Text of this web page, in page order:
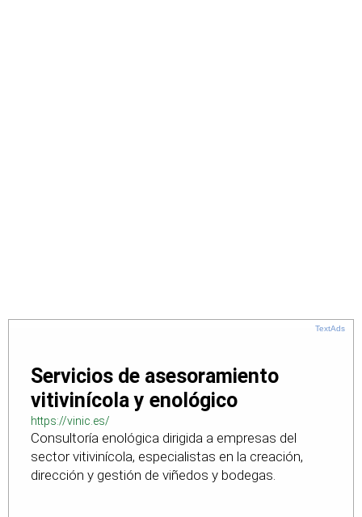
TextAds
Servicios de asesoramiento
vitivinícola y enológico
https://vinic.es/
Consultoría enológica dirigida a empresas del
sector vitivinícola, especialistas en la creación,
dirección y gestión de viñedos y bodegas.